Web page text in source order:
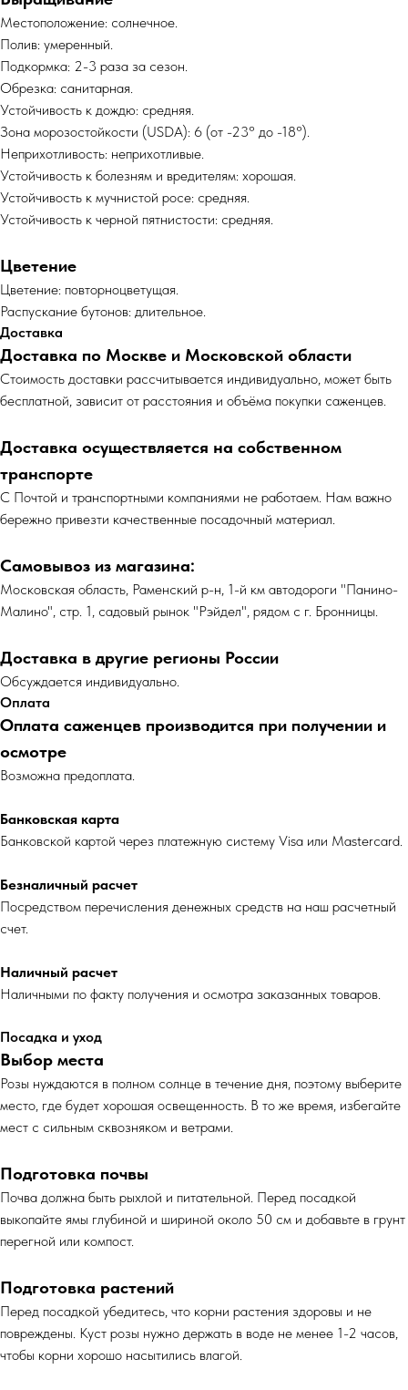
Местоположение: солнечное.
Полив: умеренный.
Подкормка: 2-3 раза за сезон.
Обрезка: санитарная.
Устойчивость к дождю: средняя.
Зона морозостойкости (USDA): 6 (от -23° до -18°).
Неприхотливость: неприхотливые.
Устойчивость к болезням и вредителям: хорошая.
Устойчивость к мучнистой росе: средняя.
Устойчивость к черной пятнистости: средняя.
Цветение
Цветение: повторноцветущая.
Распускание бутонов: длительное.
Доставка
Доставка по Москве и Московской области
Cтоимость доставки рассчитывается индивидуально, может быть
бесплатной, зависит от расстояния и объёма покупки саженцев.
Доставка осуществляется на собственном
транспорте
С Почтой и транспортными компаниями не работаем. Нам важно
бережно привезти качественные посадочный материал.
Самовывоз из магазина:
Московская область, Раменский р-н, 1-й км автодороги "Панино-
Малино", стр. 1, садовый рынок "Рэйдел", рядом с г. Бронницы.
Доставка в другие регионы России
Обсуждается индивидуально.
Оплата
Оплата саженцев производится при получении и
осмотре
Возможна предоплата.
Банковская карта
Банковской картой через платежную систему Visa или Mastercard.
Безналичный расчет
Посредством перечисления денежных средств на наш расчетный
счет.
Наличный расчет
Наличными по факту получения и осмотра заказанных товаров.
Посадка и уход
Выбор места
Розы нуждаются в полном солнце в течение дня, поэтому выберите
место, где будет хорошая освещенность. В то же время, избегайте
мест с сильным сквозняком и ветрами.
Подготовка почвы
Почва должна быть рыхлой и питательной. Перед посадкой
выкопайте ямы глубиной и шириной около 50 см и добавьте в грунт
перегной или компост.
Подготовка растений
Перед посадкой убедитесь, что корни растения здоровы и не
повреждены. Куст розы нужно держать в воде не менее 1-2 часов,
чтобы корни хорошо насытились влагой.